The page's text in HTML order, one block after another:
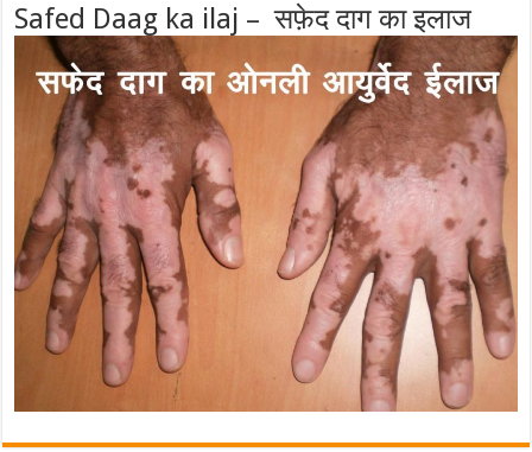
Safed Daag ka ilaj – सफ़ेद दाग का इलाज